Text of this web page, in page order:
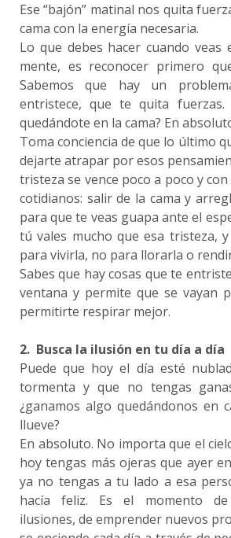
Ese “bajón” matinal nos quita
cama con la energía necesaria.
Lo que debes hacer cuando veas
mente, es reconocer primero
Sabemos que hay un
entristece, que te quita fuerzas.
quedándote en la cama? En
Toma conciencia de que lo último
dejarte atrapar por esos
tristeza se vence poco a poco y
cotidianos: salir de la cama y
para que te veas guapa ante el
tú vales mucho que esa tristeza,
para vivirla, no para llorarla o
Sabes que hay cosas que te
ventana y permite que se vayan
permitirte respirar mejor.
2. Busca la ilusión en tu día a día
Puede que hoy el día esté
tormenta y que no tengas
¿ganamos algo quedándonos en
llueve?
En absoluto. No importa que el
hoy tengas más ojeras que ayer
ya no tengas a tu lado a esa
hacía feliz. Es el momento de
ilusiones, de emprender nuevos